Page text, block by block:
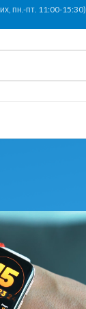
пн.-пт. 11:00-15:30)